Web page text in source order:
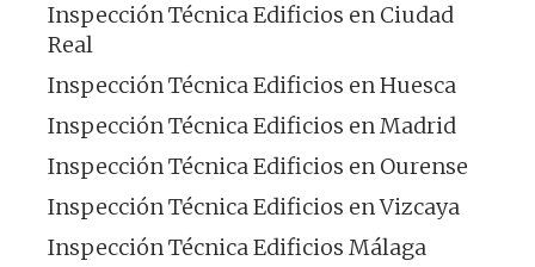
Inspección Técnica Edificios en Ciudad
Real
Inspección Técnica Edificios en Huesca
Inspección Técnica Edificios en Madrid
Inspección Técnica Edificios en Ourense
Inspección Técnica Edificios en Vizcaya
Inspección Técnica Edificios Málaga